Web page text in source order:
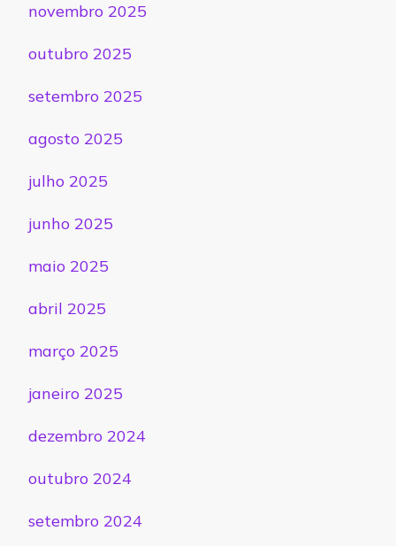
novembro 2025
outubro 2025
setembro 2025
agosto 2025
julho 2025
junho 2025
maio 2025
abril 2025
março 2025
janeiro 2025
dezembro 2024
outubro 2024
setembro 2024